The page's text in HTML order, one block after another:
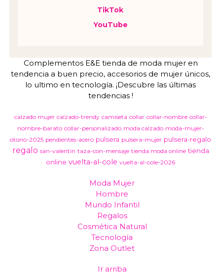
TikTok
YouTube
Complementos E&E tienda de moda mujer en
tendencia a buen precio, accesorios de mujer únicos,
lo ultimo en tecnología. ¡Descubre las últimas
tendencias !
calzado mujer calzado-trendy camiseta collar collar-nombre collar-
nombre-barato collar-personalizado moda calzado moda-mujer-
otono-2025 pendientes-acero pulsera pulsera-mujer pulsera-regalo
regalo san-valentin taza-con-mensaje tienda moda online tienda
online vuelta-al-cole vuelta-al-cole-2026
Moda Mujer
Hombre
Mundo Infantil
Regalos
Cosmética Natural
Tecnología
Zona Outlet
Ir arriba